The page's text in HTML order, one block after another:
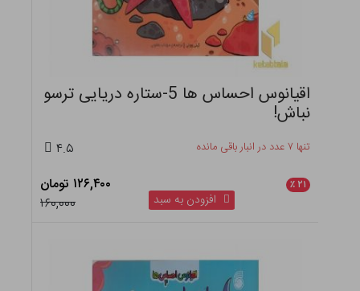
اقیانوس احساس ها 5-ستاره دریایی ترسو
نباش!
تنها ۷ عدد در انبار باقی مانده ۴.۵
۲۱ ٪
۱۲۶,۴۰۰ تومان
۱۶۰,۰۰۰
افزودن به سبد